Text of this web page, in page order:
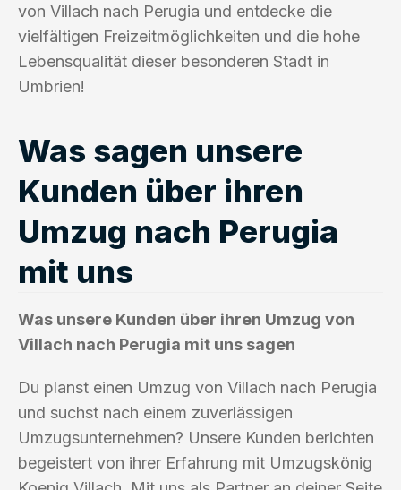
von Villach nach Perugia und entdecke die
vielfältigen Freizeitmöglichkeiten und die hohe
Lebensqualität dieser besonderen Stadt in
Umbrien!
Was sagen unsere
Kunden über ihren
Umzug nach Perugia
mit uns
Was unsere Kunden über ihren Umzug von
Villach nach Perugia mit uns sagen
Du planst einen Umzug von Villach nach Perugia
und suchst nach einem zuverlässigen
Umzugsunternehmen? Unsere Kunden berichten
begeistert von ihrer Erfahrung mit Umzugskönig